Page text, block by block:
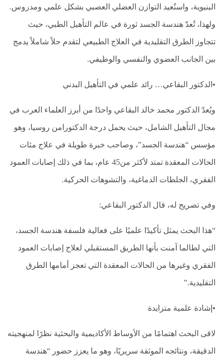
سالم
البقاعي
من
نحن
بنا
البنيوية، واستُعيد التوازن العضلي العصبي بشكل علمي ومدروس.
ولهذا، تُعدّ هندسة الجسد ثورة في عالم التأهيل الطبي، حيث
تتجاوز الطرق التقليدية في العلاج الطبيعي لتقدم حلاً شاملاً يدمج
بين الجانب العضوي والنفسي والوظيفي.
•الدكتور البقاعي… رائد علمي في التأهيل البدني
ويُعدّ الدكتور محمد خالد البقاعي واحدًا من أبرز العلماء العرب في
مجال التأهيل الشامل، حيث يحمل درجة الدكتورامن روسيا، وهو
مؤسس “هندسة الجسد”، وصاحب خبرة طويلة في علاج مئات
الحالات المعقدة تمتد لأكثر من45 عام، بما في ذلك إصابات العمود
الفقري، الجلطات الدماغية، والتشوهات الحركية.
وفي تصريح له، قال الدكتور البقاعي:
“هذا البحث يمثل تأكيدًا علميًا على فعالية فلسفة هندسة الجسد،
التي لطالما آمنت بأنها الطريق المستقبلي لعلاج إصابات العمود
الفقري وغيرها من الحالات المعقدة التي تعجز أمامها الطرق
التقليدية.”
•إشادة علمية متزايدة
لاقى البحث اهتمامًا من الأوساط الأكاديمية والبحثية نظرًا لمنهجيته
الدقيقة، ونتائجه الموثقة سريريًا، وهو ما يعزز حضور “هندسة